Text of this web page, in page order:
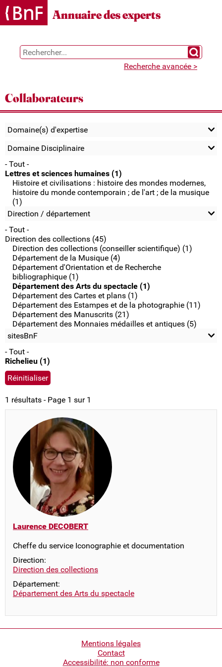
Gestion des cookies
Annuaire des experts
Chercher
Recherche avancée >
Collaborateurs
Domaine(s) d'expertise
Domaine Disciplinaire
- Tout -
Lettres et sciences humaines (1)
Histoire et civilisations : histoire des mondes modernes,
histoire du monde contemporain ; de l'art ; de la musique
(1)
Direction / département
- Tout -
Direction des collections (45)
Direction des collections (conseiller scientifique) (1)
Département de la Musique (4)
Département d'Orientation et de Recherche
bibliographique (1)
Département des Arts du spectacle (1)
Département des Cartes et plans (1)
Département des Estampes et de la photographie (11)
Département des Manuscrits (21)
Département des Monnaies médailles et antiques (5)
sitesBnF
- Tout -
Richelieu (1)
1 résultats - Page 1 sur 1
Laurence DECOBERT
Cheffe du service Iconographie et documentation
Direction:
Direction des collections
Département:
Département des Arts du spectacle
Mentions légales
Contact
Accessibilité: non conforme